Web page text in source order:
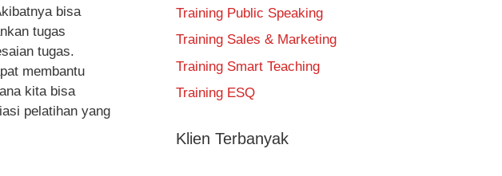
bisa
tugas
tugas.
membantu
kita bisa
pelatihan yang
Training Public Speaking
Training Sales & Marketing
Training Smart Teaching
Training ESQ
Klien Terbanyak